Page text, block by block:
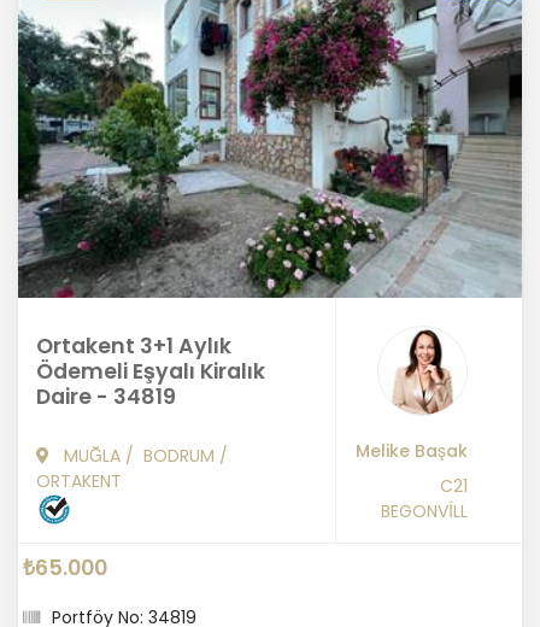
Ortakent 3+1 Aylık
Ödemeli Eşyalı Kiralık
Daire - 34819
MUĞLA / BODRUM /
ORTAKENT
Melike Başak
C21
BEGONVİLL
₺65.000
Portföy No: 34819